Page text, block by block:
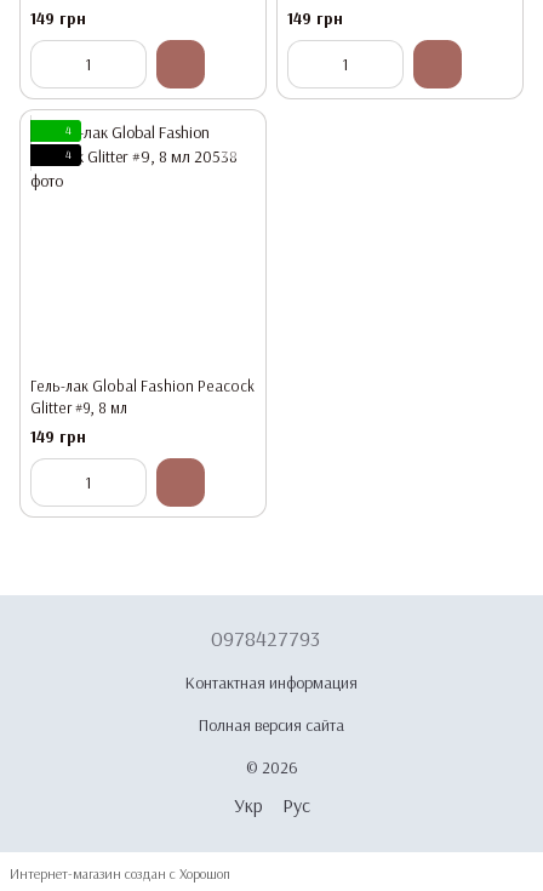
149 грн 149 грн
4
4
Гель-лак Global Fashion Peacock
Glitter #9, 8 мл
149 грн
0978427793
Контактная информация
Полная версия сайта
© 2026
Укр Рус
Интернет-магазин создан с Хорошоп